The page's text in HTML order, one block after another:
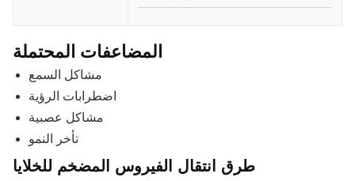
المضاعفات المحتملة
مشاكل السمع
اضطرابات الرؤية
مشاكل عصبية
تأخر النمو
طرق انتقال الفيروس المضخم للخلايا